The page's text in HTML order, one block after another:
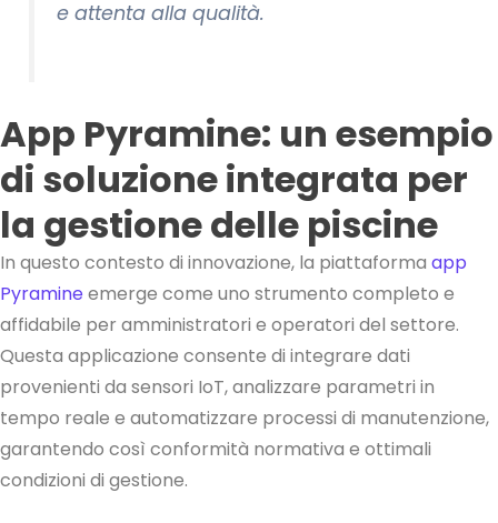
e attenta alla qualità.
App Pyramine: un esempio
di soluzione integrata per
la gestione delle piscine
In questo contesto di innovazione, la piattaforma app
Pyramineemerge come uno strumento completo e
affidabile per amministratori e operatori del settore.
Questa applicazione consente di integrare dati
provenienti da sensori IoT, analizzare parametri in
tempo reale e automatizzare processi di manutenzione,
garantendo così conformità normativa e ottimali
condizioni di gestione.